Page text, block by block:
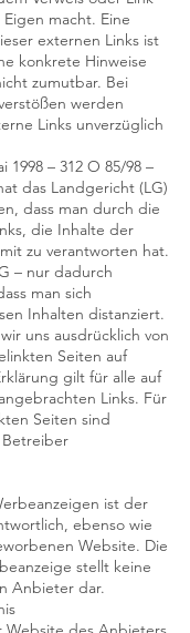
macht. Eine
externen Links ist
konkrete Hinweise
zumutbar. Bei
werden
Links unverzüglich
1998 – 312 O 85/98 –
das Landgericht (LG)
dass man durch die
die Inhalte der
zu verantworten hat.
– nur dadurch
man sich
Inhalten distanziert.
uns ausdrücklich von
Seiten auf
gilt für alle auf
Links. Für
Seiten sind
Betreiber
ist der
ebenso wie
Website. Die
stellt keine
Anbieter dar.